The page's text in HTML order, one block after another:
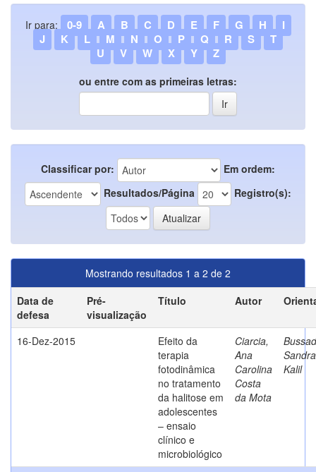
Ir para: 0-9 A B C D E F G H
I
J
K L M N O P Q R S
T
U
V W X Y Z
ou entre com as primeiras letras:
Classificar por:
Em ordem:
Resultados/Página
Registro(s):
Mostrando resultados 1 a 2 de 2
Data de
defesa
Pré-
visualização
Título Autor
16-Dez-2015
Efeito da
terapia
fotodinâmica
no tratamento
da halitose em
adolescentes
– ensaio
clínico e
microbiológico
Ciarcia,
Ana
Carolina
Costa
da Mota
Sandra
Kalil